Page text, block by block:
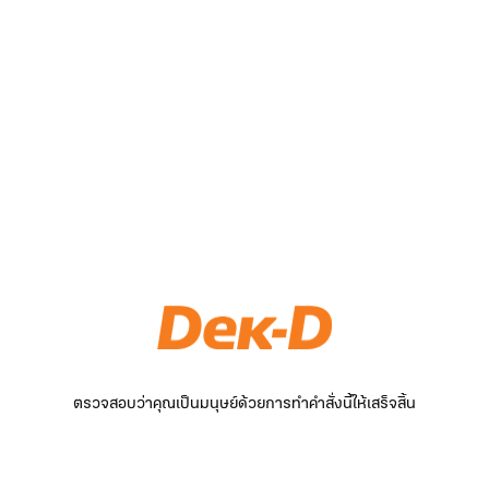
ตรวจสอบว่าคุณเป็นมนุษย์ด้วยการทำคำสั่งนี้ให้เสร็จสิ้น